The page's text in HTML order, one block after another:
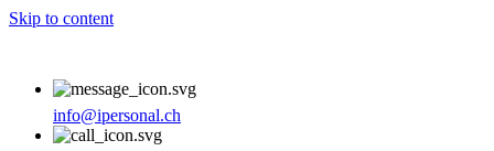
Skip to content
info@ipersonal.ch